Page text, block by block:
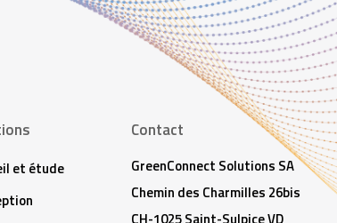
et étude
Contact
GreenConnect Solutions SA
Chemin des Charmilles 26bis
CH-1025 Saint-Sulpice VD